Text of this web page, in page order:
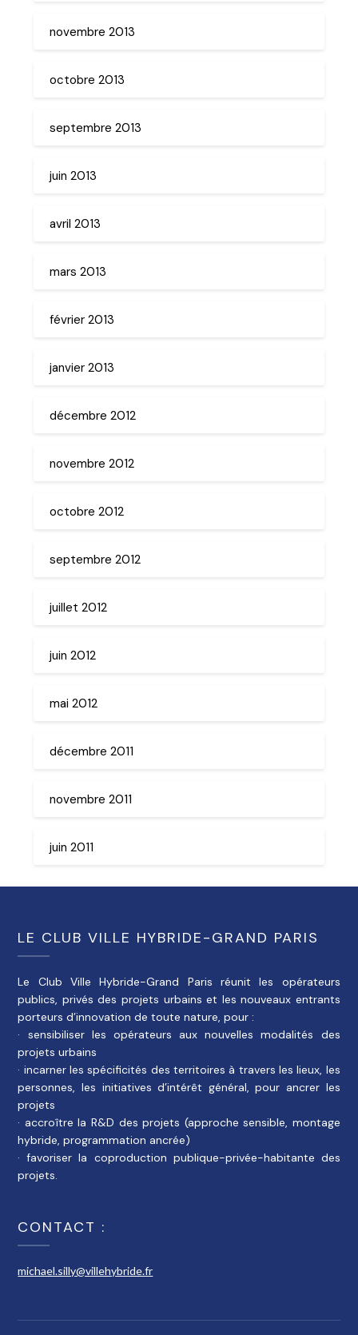
novembre 2013
octobre 2013
septembre 2013
juin 2013
avril 2013
mars 2013
février 2013
janvier 2013
décembre 2012
novembre 2012
octobre 2012
septembre 2012
juillet 2012
juin 2012
mai 2012
décembre 2011
novembre 2011
juin 2011
LE CLUB VILLE HYBRIDE-GRAND PARIS
Le Club Ville Hybride-Grand Paris réunit les opérateurs
publics, privés des projets urbains et les nouveaux entrants
porteurs d’innovation de toute nature, pour :
· sensibiliser les opérateurs aux nouvelles modalités des
projets urbains
· incarner les spécificités des territoires à travers les lieux, les
personnes, les initiatives d’intérêt général, pour ancrer les
projets
· accroître la R&D des projets (approche sensible, montage
hybride, programmation ancrée)
· favoriser la coproduction publique-privée-habitante des
projets.
CONTACT :
michael.silly@villehybride.fr